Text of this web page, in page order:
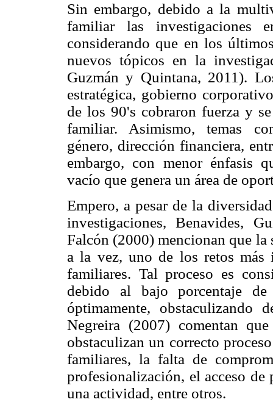
Sin embargo, debido a la
familiar las
considerando que en los
nuevos tópicos en la
Guzmán y Quintana, 2011).
estratégica, gobierno
de los 90's cobraron fuerza y
familiar. Asimismo, temas
género, dirección financiera,
embargo, con menor énfasis
vacío que genera un área de
Empero, a pesar de la
investigaciones, Benavides,
Falcón (2000) mencionan que
a la vez, uno de los retos más
familiares. Tal proceso es
debido al bajo porcentaje
óptimamente, obstaculizando
Negreira (2007) comentan
obstaculizan un correcto
familiares, la falta de
profesionalización, el acceso de
una actividad, entre otros.